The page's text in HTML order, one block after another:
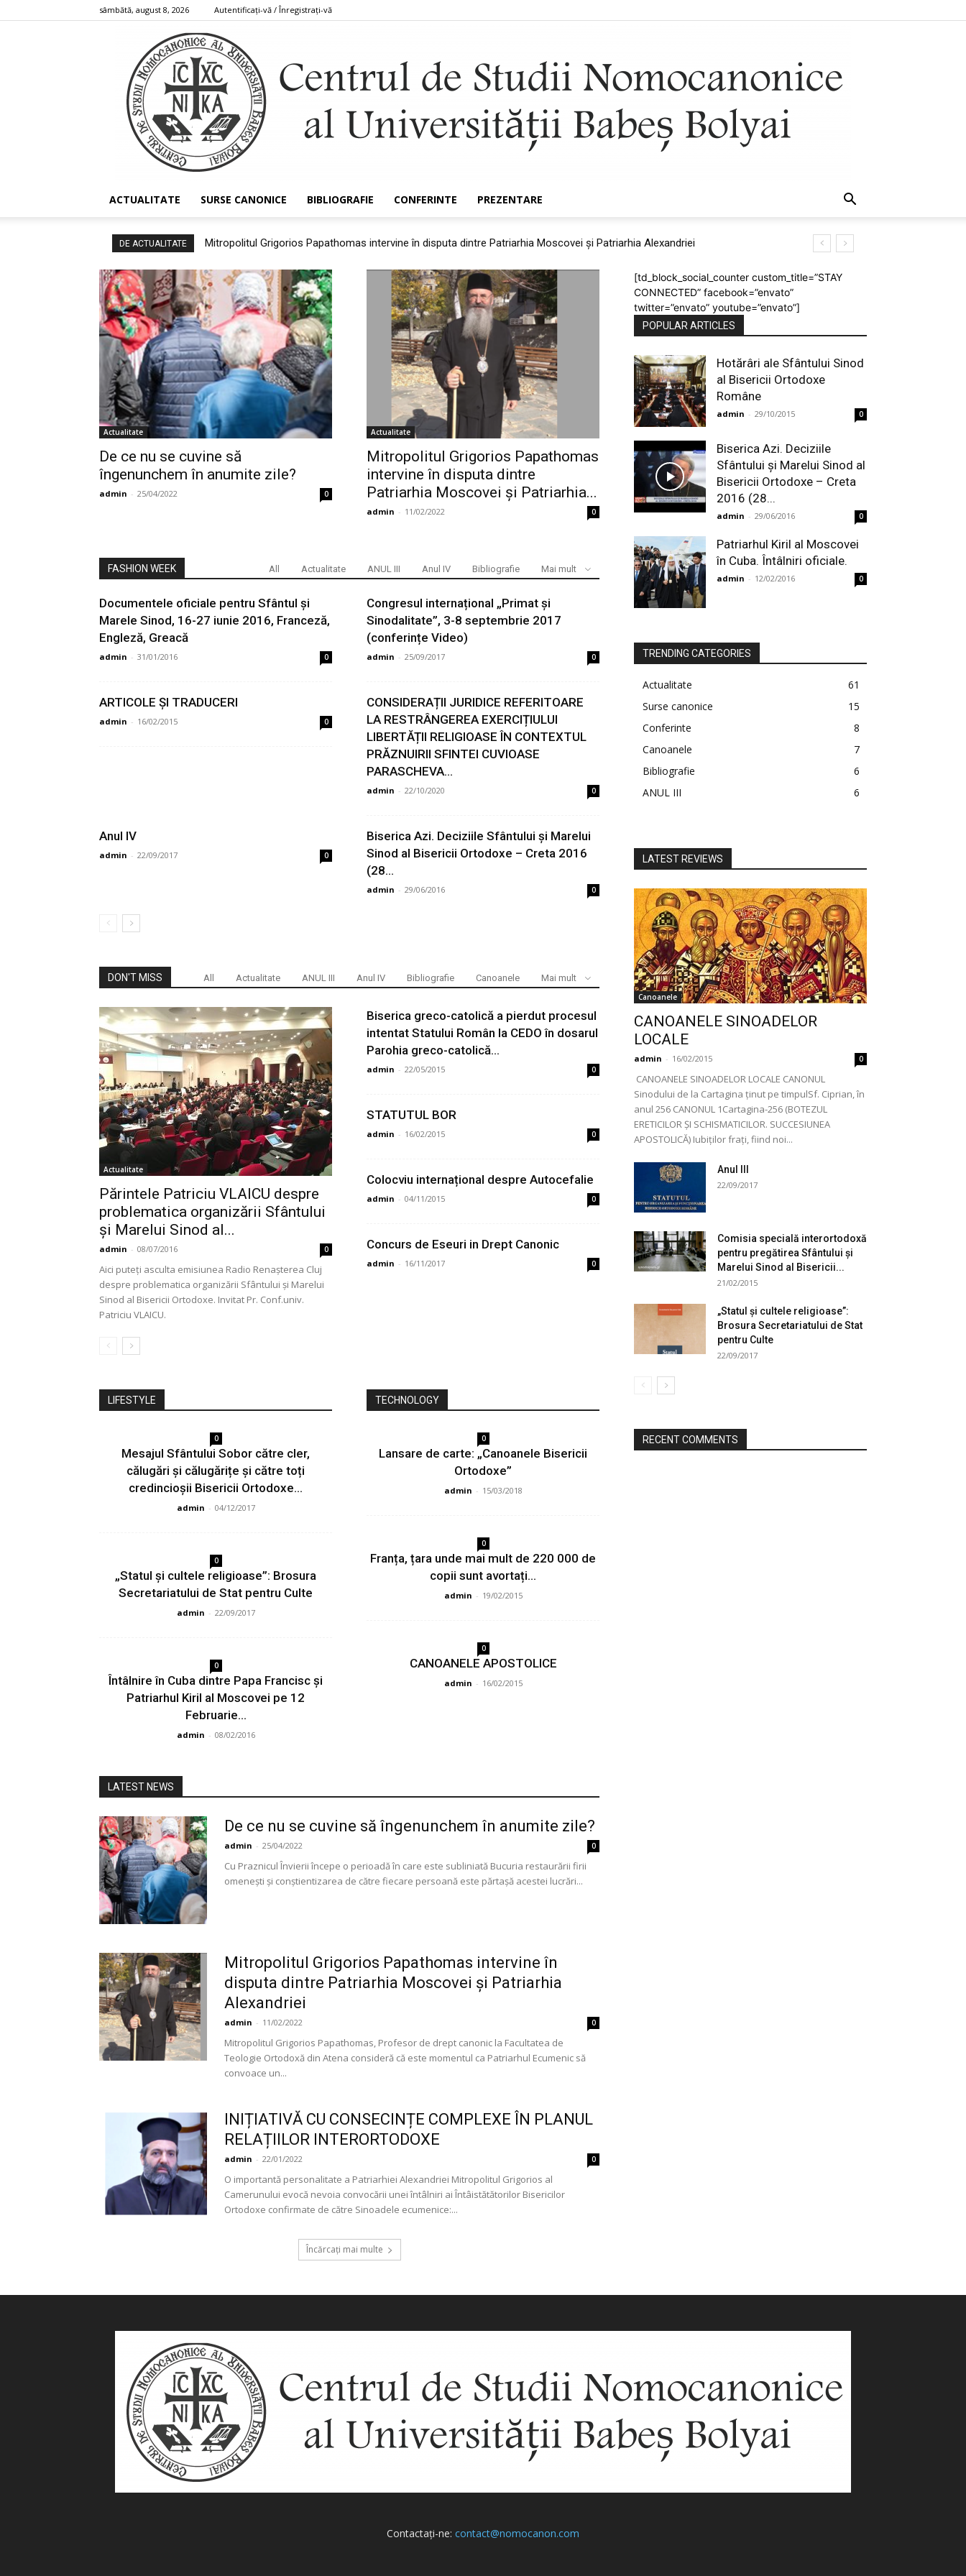
sâmbătă, august 8, 2026 Autentificați-vă / Înregistrați-vă
ACTUALITATE SURSE CANONICE BIBLIOGRAFIE CONFERINTE PREZENTARE
DE ACTUALITATE Mitropolitul Grigorios Papathomas intervine în disputa dintre Patriarhia Moscovei și Patriarhia Alexandriei
INIȚIATIVĂ CU CONSECINȚE COMPLEXE ÎN PLANUL RELAȚIILOR INTERORTODOXE
Actualitate
De ce nu se cuvine să
îngenunchem în anumite zile?
admin - 25/04/2022 0
Actualitate
Mitropolitul Grigorios Papathomas
intervine în disputa dintre
Patriarhia Moscovei și Patriarhia...
admin - 11/02/2022 0
FASHION WEEK All Actualitate ANUL III Anul IV Bibliografie Mai mult
Documentele oficiale pentru Sfântul și
Marele Sinod, 16-27 iunie 2016, Franceză,
Engleză, Greacă
admin - 31/01/2016 0
Congresul internațional „Primat și
Sinodalitate”, 3-8 septembrie 2017
(conferințe Video)
admin - 25/09/2017 0
ARTICOLE ȘI TRADUCERI
admin - 16/02/2015 0
CONSIDERAȚII JURIDICE REFERITOARE
LA RESTRÂNGEREA EXERCIȚIULUI
LIBERTĂȚII RELIGIOASE ÎN CONTEXTUL
PRĂZNUIRII SFINTEI CUVIOASE
PARASCHEVA...
admin - 22/10/2020 0
Anul IV
admin - 22/09/2017 0
Biserica Azi. Deciziile Sfântului și Marelui
Sinod al Bisericii Ortodoxe – Creta 2016
(28...
admin - 29/06/2016 0
DON'T MISS All Actualitate ANUL III Anul IV Bibliografie Canoanele Mai mult
Actualitate
Părintele Patriciu VLAICU despre
problematica organizării Sfântului
și Marelui Sinod al...
admin - 08/07/2016 0
Aici puteți asculta emisiunea Radio Renașterea Cluj
despre problematica organizării Sfântului și Marelui
Sinod al Bisericii Ortodoxe. Invitat Pr. Conf.univ.
Patriciu VLAICU.
Biserica greco-catolică a pierdut procesul
intentat Statului Român la CEDO în dosarul
Parohia greco-catolică...
admin - 22/05/2015 0
STATUTUL BOR
admin - 16/02/2015 0
Colocviu internațional despre Autocefalie
admin - 04/11/2015 0
Concurs de Eseuri in Drept Canonic
admin - 16/11/2017 0
LIFESTYLE
0
Mesajul Sfântului Sobor către cler,
călugări și călugărițe și către toți
credincioșii Bisericii Ortodoxe...
admin - 04/12/2017
0
„Statul și cultele religioase”: Brosura
Secretariatului de Stat pentru Culte
admin - 22/09/2017
0
Întâlnire în Cuba dintre Papa Francisc și
Patriarhul Kiril al Moscovei pe 12
Februarie...
admin - 08/02/2016
TECHNOLOGY
0
Lansare de carte: „Canoanele Bisericii
Ortodoxe”
admin - 15/03/2018
0
Franța, țara unde mai mult de 220 000 de
copii sunt avortați...
admin - 19/02/2015
0
CANOANELE APOSTOLICE
admin - 16/02/2015
LATEST NEWS
De ce nu se cuvine să îngenunchem în anumite zile?
admin - 25/04/2022 0
Cu Praznicul Învierii începe o perioadă în care este subliniată Bucuria restaurării firii
omenești și conștientizarea de către fiecare persoană este părtașă acestei lucrări...
Mitropolitul Grigorios Papathomas intervine în
disputa dintre Patriarhia Moscovei și Patriarhia
Alexandriei
admin - 11/02/2022 0
Mitropolitul Grigorios Papathomas, Profesor de drept canonic la Facultatea de
Teologie Ortodoxă din Atena consideră că este momentul ca Patriarhul Ecumenic să
convoace un...
INIȚIATIVĂ CU CONSECINȚE COMPLEXE ÎN PLANUL
RELAȚIILOR INTERORTODOXE
admin - 22/01/2022 0
O importantă personalitate a Patriarhiei Alexandriei Mitropolitul Grigorios al
Camerunului evocă nevoia convocării unei întâlniri ai Întâistătătorilor Bisericilor
Ortodoxe confirmate de către Sinoadele ecumenice:...
Încărcați mai multe
[td_block_social_counter custom_title=”STAY
CONNECTED” facebook=”envato”
twitter=”envato” youtube=”envato”]
POPULAR ARTICLES
Hotărâri ale Sfântului Sinod
al Bisericii Ortodoxe
Române
admin - 29/10/2015 0
Biserica Azi. Deciziile
Sfântului și Marelui Sinod al
Bisericii Ortodoxe – Creta
2016 (28...
admin - 29/06/2016 0
Patriarhul Kiril al Moscovei
în Cuba. Întâlniri oficiale.
admin - 12/02/2016 0
TRENDING CATEGORIES
Actualitate
61
Surse canonice
15
Conferinte
8
Canoanele
7
Bibliografie
6
ANUL III
6
LATEST REVIEWS
Canoanele
CANOANELE SINOADELOR
LOCALE
admin - 16/02/2015 0
CANOANELE SINOADELOR LOCALE CANONUL
Sinodului de la Cartagina ţinut pe timpulSf. Ciprian, în
anul 256 CANONUL 1Cartagina-256 (BOTEZUL
ERETICILOR ŞI SCHISMATICILOR. SUCCESIUNEA
APOSTOLICĂ) Iubiţilor fraţi, fiind noi...
Anul III
22/09/2017
Comisia specială interortodoxă
pentru pregătirea Sfântului și
Marelui Sinod al Bisericii...
21/02/2015
„Statul și cultele religioase”:
Brosura Secretariatului de Stat
pentru Culte
22/09/2017
RECENT COMMENTS
Contactați-ne: contact@nomocanon.com